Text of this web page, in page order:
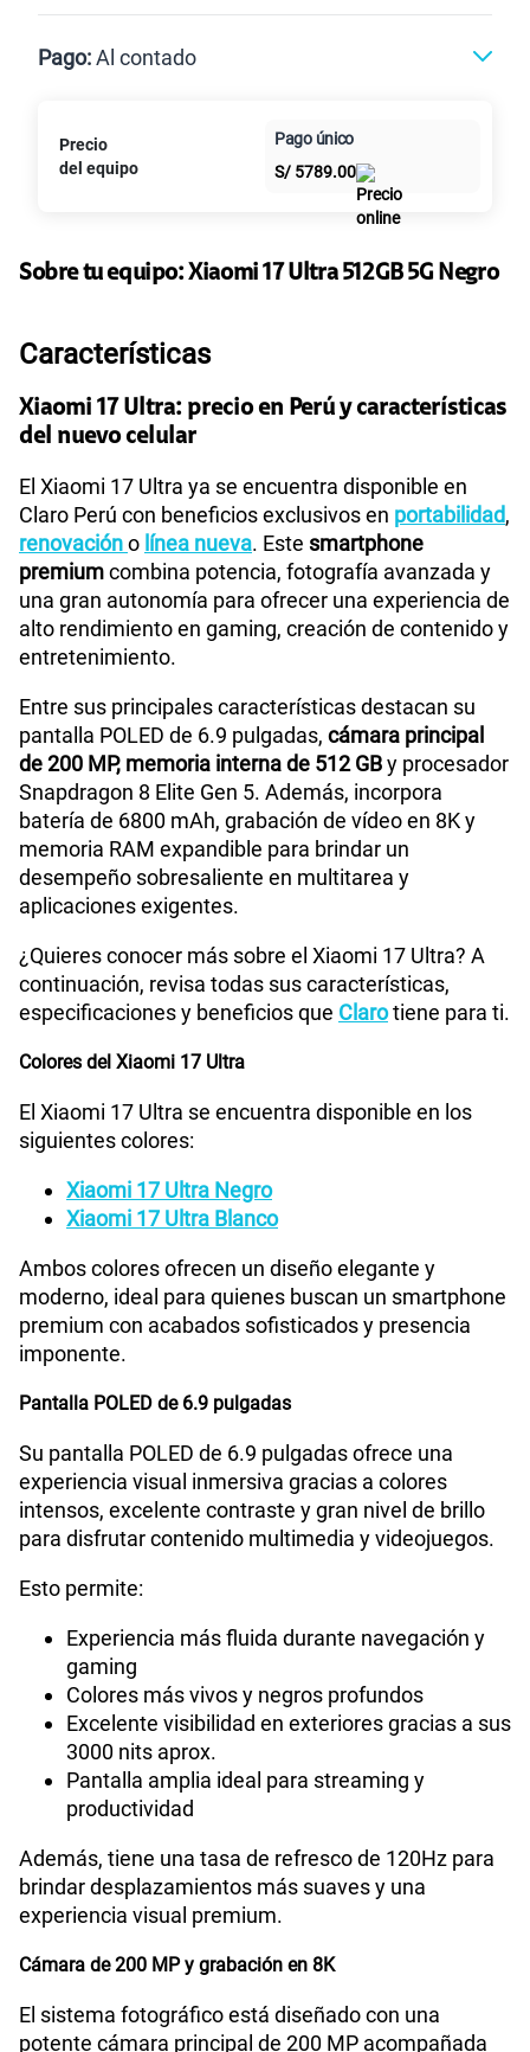
Paga solo
125GBen alta velocidad
en alta velocidad
Pago:Al contado
Al contado Cuotas Claro
Precio
del equipo
Pago único
S/ 5789.00
Sobre tu equipo:Xiaomi 17 Ultra 512GB 5G Negro
Características
Xiaomi 17 Ultra: precio en Perú y características
del nuevo celular
El Xiaomi 17 Ultra ya se encuentra disponible en
Claro Perú con beneficios exclusivos en portabilidad,
renovacióno línea nueva. Este smartphone
premiumcombina potencia, fotografía avanzada y
una gran autonomía para ofrecer una experiencia de
alto rendimiento en gaming, creación de contenido y
entretenimiento.
Entre sus principales características destacan su
pantalla POLED de 6.9 pulgadas, cámara principal
de 200 MP, memoria interna de 512 GBy procesador
Snapdragon 8 Elite Gen 5. Además, incorpora
batería de 6800 mAh, grabación de vídeo en 8K y
memoria RAM expandible para brindar un
desempeño sobresaliente en multitarea y
aplicaciones exigentes.
¿Quieres conocer más sobre el Xiaomi 17 Ultra? A
continuación, revisa todas sus características,
especificaciones y beneficios que Clarotiene para ti.
Colores del Xiaomi 17 Ultra
El Xiaomi 17 Ultra se encuentra disponible en los
siguientes colores:
Xiaomi 17 Ultra Negro
Xiaomi 17 Ultra Blanco
Ambos colores ofrecen un diseño elegante y
moderno, ideal para quienes buscan un smartphone
premium con acabados sofisticados y presencia
imponente.
Pantalla POLED de 6.9 pulgadas
Su pantalla POLED de 6.9 pulgadas ofrece una
experiencia visual inmersiva gracias a colores
intensos, excelente contraste y gran nivel de brillo
para disfrutar contenido multimedia y videojuegos.
Esto permite:
Experiencia más fluida durante navegación y
gaming
Colores más vivos y negros profundos
Excelente visibilidad en exteriores gracias a sus
3000 nits aprox.
Pantalla amplia ideal para streaming y
productividad
Además, tiene una tasa de refresco de 120Hz para
brindar desplazamientos más suaves y una
experiencia visual premium.
Cámara de 200 MP y grabación en 8K
El sistema fotográfico está diseñado con una
potente cámara principal de 200 MP acompañada